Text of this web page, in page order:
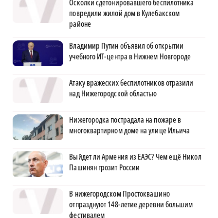
Осколки сдетонировавшего беспилотника
повредили жилой дом в Кулебакском
районе
Владимир Путин объявил об открытии
учебного ИТ-центра в Нижнем Новгороде
Атаку вражеских беспилотников отразили
над Нижегородской областью
Нижегородка пострадала на пожаре в
многоквартирном доме на улице Ильича
Выйдет ли Армения из ЕАЭС? Чем ещё Никол
Пашинян грозит России
В нижегородском Простоквашино
отпразднуют 148-летие деревни большим
фестивалем